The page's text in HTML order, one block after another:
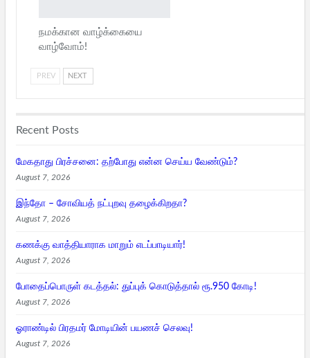
நமக்கான வாழ்க்கையை
வாழ்வோம்!
PREV NEXT
Recent Posts
மேகதாது பிரச்சனை: தற்போது என்ன செய்ய வேண்டும்?
August 7, 2026
இந்தோ – சோவியத் நட்புறவு தழைக்கிறதா?
August 7, 2026
கணக்கு வாத்தியாராக மாறும் எடப்பாடியார்!
August 7, 2026
போதைப்பொருள் கடத்தல்: துப்புக் கொடுத்தால் ரூ.950 கோடி!
August 7, 2026
ஓராண்டில் பிரதமர் மோடியின் பயணச் செலவு!
August 7, 2026